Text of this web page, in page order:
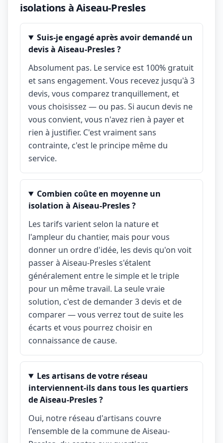
isolations à Aiseau-Presles
Suis-je engagé après avoir demandé un
devis à Aiseau-Presles ?
Absolument pas. Le service est 100% gratuit
et sans engagement. Vous recevez jusqu'à 3
devis, vous comparez tranquillement, et
vous choisissez — ou pas. Si aucun devis ne
vous convient, vous n'avez rien à payer et
rien à justifier. C'est vraiment sans
contrainte, c'est le principe même du
service.
Combien coûte en moyenne un
isolation à Aiseau-Presles ?
Les tarifs varient selon la nature et
l'ampleur du chantier, mais pour vous
donner un ordre d'idée, les devis qu'on voit
passer à Aiseau-Presles s'étalent
généralement entre le simple et le triple
pour un même travail. La seule vraie
solution, c'est de demander 3 devis et de
comparer — vous verrez tout de suite les
écarts et vous pourrez choisir en
connaissance de cause.
Les artisans de votre réseau
interviennent-ils dans tous les quartiers
de Aiseau-Presles ?
Oui, notre réseau d'artisans couvre
l'ensemble de la commune de Aiseau-